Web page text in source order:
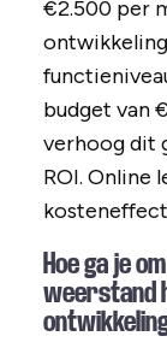
€2.500 per
budget van
verhoog dit
ROI. Online
Hoe ga je
weerstand